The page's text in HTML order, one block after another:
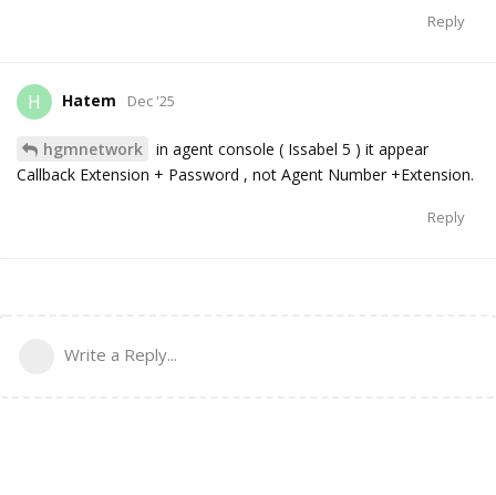
Reply
H Hatem Dec '25
hgmnetwork
in agent console ( Issabel 5 ) it appear
Callback Extension + Password , not Agent Number +Extension.
Reply
Write a Reply...